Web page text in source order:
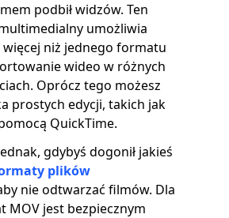
podbił widzów. Ten
umożliwia
niż jednego formatu
wideo w różnych
Oprócz tego możesz
prostych edycji, takich jak
QuickTime.
gdybyś dogonił jakieś
plików
nie odtwarzać filmów. Dla
MOV jest bezpiecznym